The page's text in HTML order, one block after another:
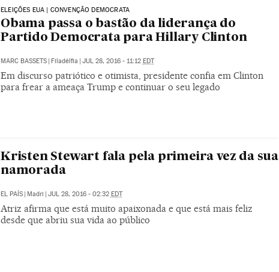
ELEIÇÕES EUA | CONVENÇÃO DEMOCRATA
Obama passa o bastão da liderança do
Partido Democrata para Hillary Clinton
MARC BASSETS Filadélfia JUL 28, 2016 - 11:12 EDT
Em discurso patriótico e otimista, presidente confia em Clinton
para frear a ameaça Trump e continuar o seu legado
Kristen Stewart fala pela primeira vez da sua
namorada
EL PAÍS Madri JUL 28, 2016 - 02:32 EDT
Atriz afirma que está muito apaixonada e que está mais feliz
desde que abriu sua vida ao público